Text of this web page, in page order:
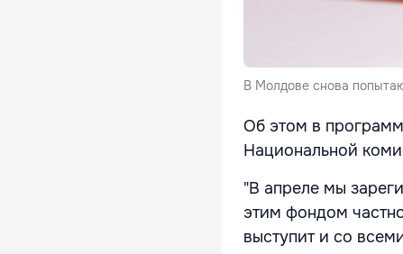
В Молдове снова
Об этом в
Национальной
"В апреле мы
этим фондом
выступит и со